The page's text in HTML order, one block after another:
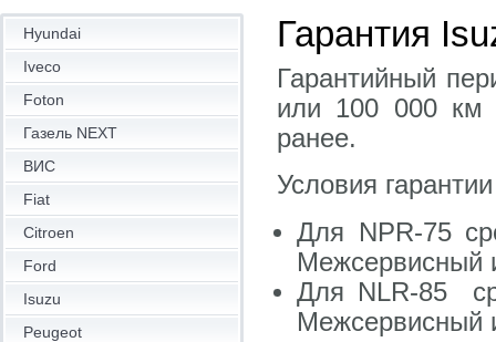
Гарантия
Гарантийный
или 100 000 км
ранее.
Условия
Для NРR-75
Межсервисный
Для NLR-85
Межсервисный
Hyundai
Iveco
Foton
Газель NEXT
ВИС
Fiat
Citroen
Ford
Isuzu
Peugeot